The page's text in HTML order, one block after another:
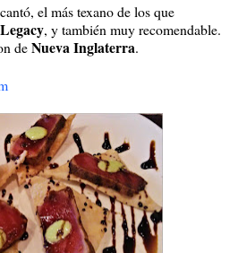
el más texano de los que
, y también muy recomendable.
deNueva Inglaterra.